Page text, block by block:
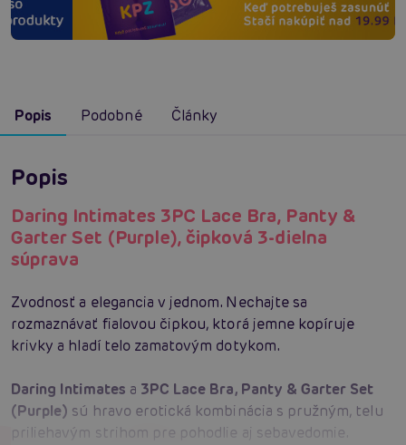
Popis Podobné Články
Popis
Daring Intimates 3PC Lace Bra, Panty &
Garter Set (Purple), čipková 3-dielna
súprava
Zvodnosť a elegancia v jednom. Nechajte sa
rozmaznávať fialovou čipkou, ktorá jemne kopíruje
krivky a hladí telo zamatovým dotykom.
Daring Intimates a 3PC Lace Bra, Panty & Garter Set
(Purple) sú hravo erotická kombinácia s pružným, telu
priliehavým strihom pre pohodlie aj sebavedomie.